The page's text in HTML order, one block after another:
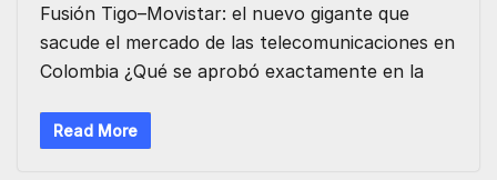
Fusión Tigo–Movistar: el nuevo gigante que
sacude el mercado de las telecomunicaciones en
Colombia ¿Qué se aprobó exactamente en la
Read More